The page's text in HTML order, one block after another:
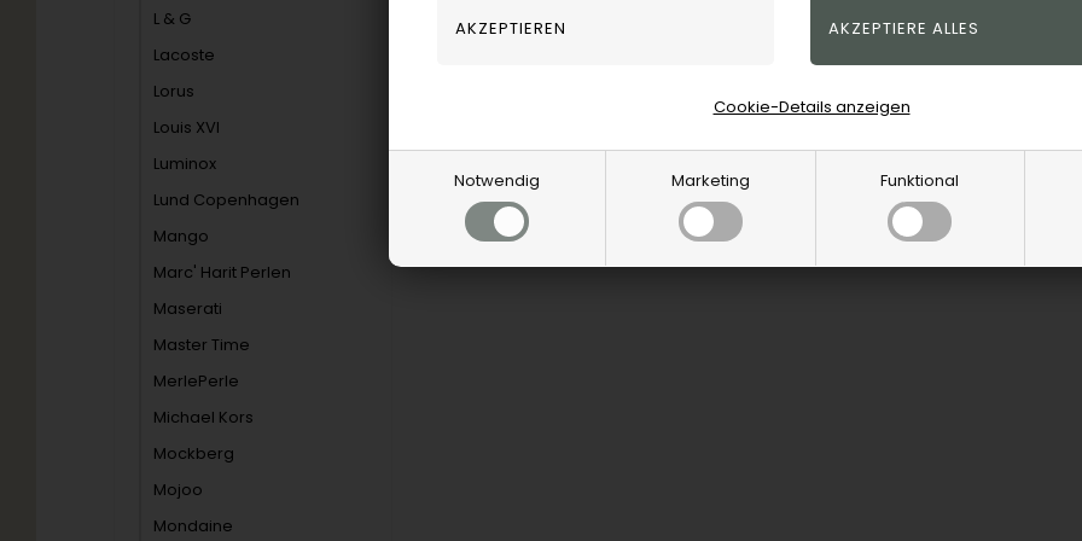
Notwendig Marketing Funktional
Cookie-Details anzeigen
L & G
Lacoste
Lorus
Louis XVI
Luminox
Lund Copenhagen
Mango
Marc' Harit Perlen
Maserati
Master Time
MerlePerle
Michael Kors
Mockberg
Mojoo
Mondaine
3Artikel in dieser Gruppe